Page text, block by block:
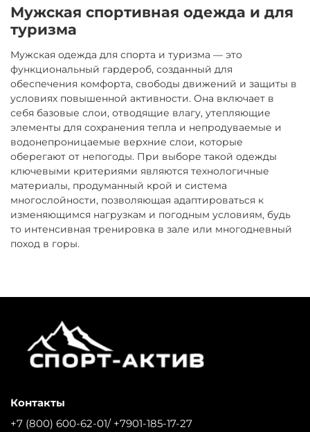
Мужская спортивная одежда и для
туризма
Мужская одежда для спорта и туризма — это
функциональный гардероб, созданный для
обеспечения комфорта, свободы движений и защиты в
условиях повышенной активности. Она включает в
себя базовые слои, отводящие влагу, утепляющие
элементы для сохранения тепла и непродуваемые и
водонепроницаемые верхние слои, которые
оберегают от непогоды. При выборе такой одежды
ключевыми критериями являются технологичные
материалы, продуманный крой и система
многослойности, позволяющая адаптироваться к
изменяющимся нагрузкам и погодным условиям, будь
то интенсивная тренировка в зале или многодневный
поход в горы.
Контакты
+7 (800) 600-62-01/ +7901-185-17-27